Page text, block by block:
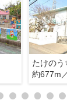
たけのう
約677m